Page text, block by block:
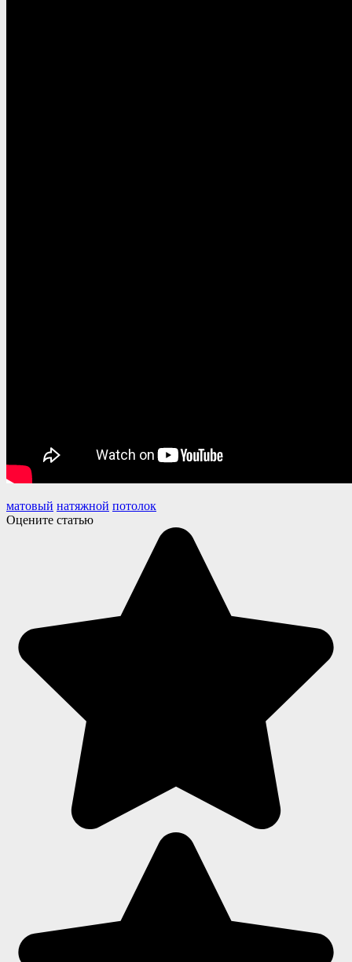
матовый натяжной потолок
Оцените статью